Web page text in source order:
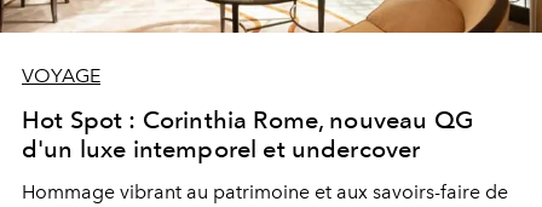
VOYAGE
Hot Spot : Corinthia Rome, nouveau QG
d'un luxe intemporel et undercover
Hommage vibrant au patrimoine et aux savoirs-faire de